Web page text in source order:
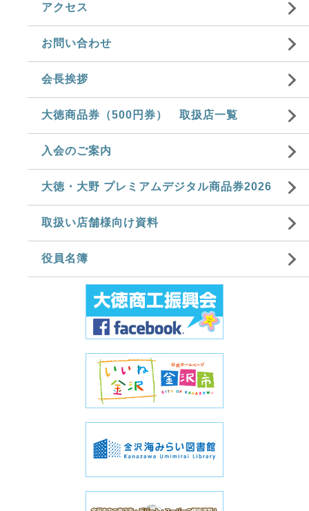
アクセス
お問い合わせ
会長挨拶
大徳商品券（500円券） 取扱店一覧
入会のご案内
大徳・大野 プレミアムデジタル商品券2026
取扱い店舗様向け資料
役員名簿